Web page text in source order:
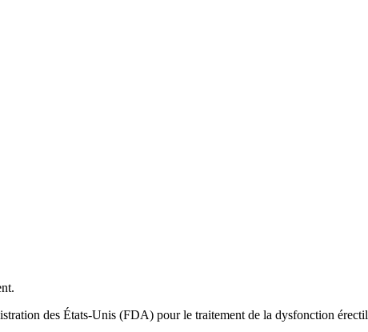
des États-Unis (FDA) pour le traitement de la dysfonction